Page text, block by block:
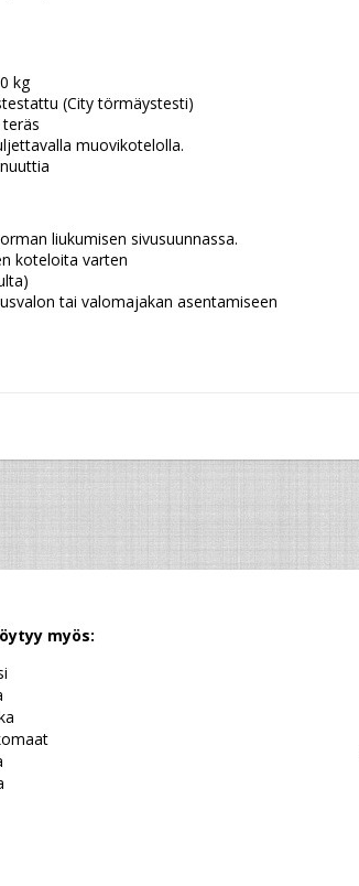
kg
(City törmäystesti)
muovikotelolla.
liukumisen sivusuunnassa.
koteloita varten
tai valomajakan asentamiseen
myös: